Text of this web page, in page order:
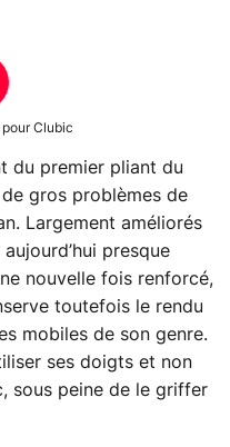
Clubic
du premier pliant du
gros problèmes de
Largement améliorés
presque
nouvelle fois renforcé,
toutefois le rendu
mobiles de son genre.
ses doigts et non
sous peine de le griffer